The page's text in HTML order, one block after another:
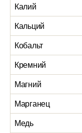
Калий
Кальций
Кобальт
Кремний
Магний
Марганец
Медь